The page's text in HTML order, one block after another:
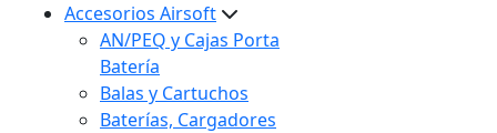
Accesorios Airsoft
AN/PEQ y Cajas Porta
Batería
Balas y Cartuchos
Baterías, Cargadores